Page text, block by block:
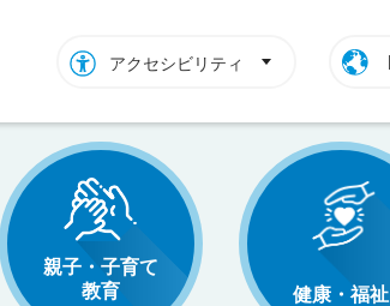
アクセシビリティ
親子・子育て
教育
健康・福祉